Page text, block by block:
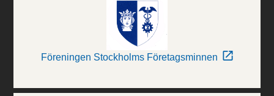
Föreningen Stockholms Företagsminnen